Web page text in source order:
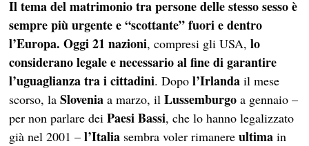
Il tema del matrimonio tra persone delle stesso sesso è
sempre più urgente e “scottante” fuori e dentro
l’Europa. Oggi 21 nazioni, compresi gli USA, lo
considerano legale e necessario al fine di garantire
l’uguaglianza tra i cittadini. Dopol’Irlandail mese
scorso, laSloveniaa marzo, ilLussemburgoa gennaio –
per non parlare deiPaesi Bassi, che lo hanno legalizzato
già nel 2001 –l’Italia sembra voler rimanereultimain